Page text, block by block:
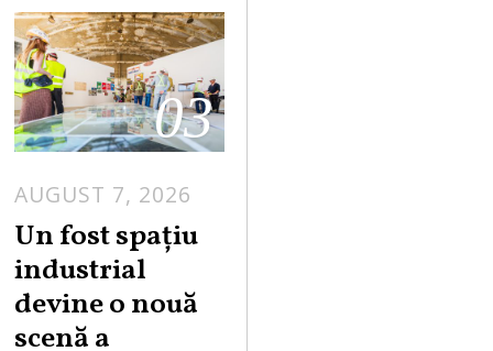
03
AUGUST 7, 2026
Un fost spațiu
industrial
devine o nouă
scenă a